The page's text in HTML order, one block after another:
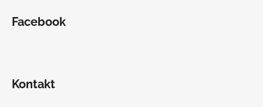
Facebook
Kontakt